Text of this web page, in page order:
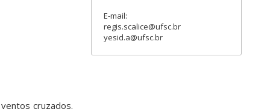
cruzados.
E-mail:
regis.scalice@ufsc.br
yesid.a@ufsc.br